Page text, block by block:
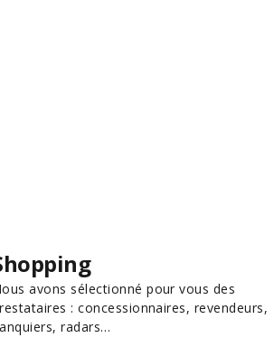
avons sélectionné pour vous des
: concessionnaires, revendeurs,
radars…